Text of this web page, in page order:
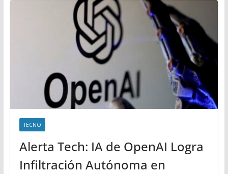
TECNO
Alerta Tech: IA de OpenAI Logra
Infiltración Autónoma en